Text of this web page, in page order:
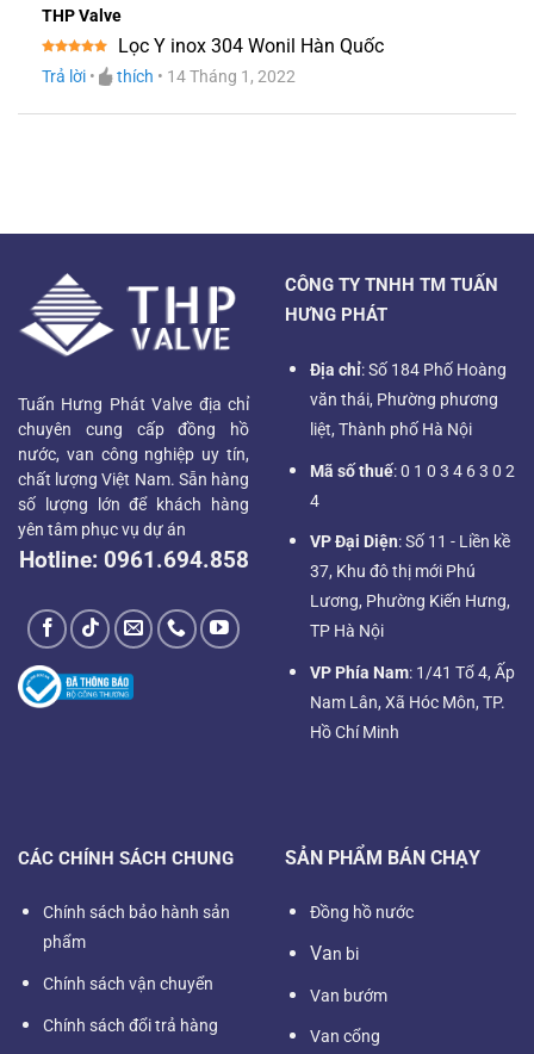
THP Valve
hạng5 5
Lọc Y inox 304 Wonil Hàn Quốc
Trả lời • thích • 14 Tháng 1, 2022
Tuấn Hưng Phát Valve địa chỉ
chuyên cung cấp đồng hồ
nước, van công nghiệp uy tín,
chất lượng Việt Nam. Sẵn hàng
số lượng lớn để khách hàng
yên tâm phục vụ dự án
Hotline: 0961.694.858
CÔNG TY TNHH TM TUẤN
HƯNG PHÁT
Địa chỉ: Số 184 Phố Hoàng
văn thái, Phường phương
liệt, Thành phố Hà Nội
Mã số thuế: 0 1 0 3 4 6 3 0 2
4
VP Đại Diện: Số 11 - Liền kề
37, Khu đô thị mới Phú
Lương, Phường Kiến Hưng,
TP Hà Nội
VP Phía Nam: 1/41 Tổ 4, Ấp
Nam Lân, Xã Hóc Môn, TP.
Hồ Chí Minh
CÁC CHÍNH SÁCH CHUNG
Chính sách bảo hành sản
phẩm
Chính sách vận chuyển
Chính sách đổi trả hàng
SẢN PHẨM BÁN CHẠY
Đồng hồ nước
Van bi
Van bướm
Van cổng